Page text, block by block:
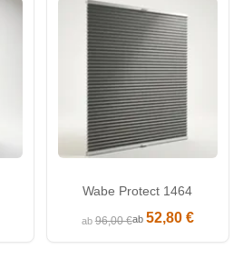
Wabe Protect 1464
ab96,00 €ab 52,80 €